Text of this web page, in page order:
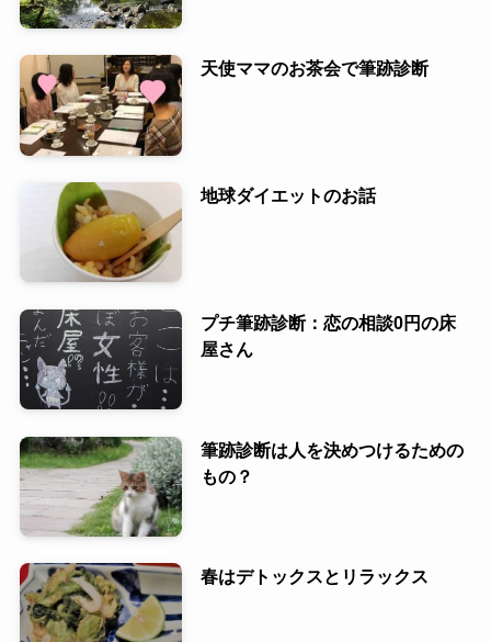
天使ママのお茶会で筆跡診断
地球ダイエットのお話
プチ筆跡診断：恋の相談0円の床
屋さん
筆跡診断は人を決めつけるための
もの？
春はデトックスとリラックス